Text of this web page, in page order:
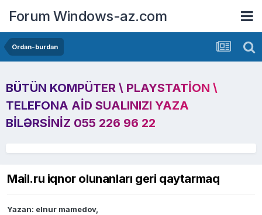
Forum Windows-az.com
Ordan-burdan
BÜTÜN KOMPÜTER \ PLAYSTATION \
TELEFONA AID SUALINIZI YAZA
BILƏRSINIZ 055 226 96 22
Mail.ru iqnor olunanları geri qaytarmaq
Yazan: elnur mamedov,